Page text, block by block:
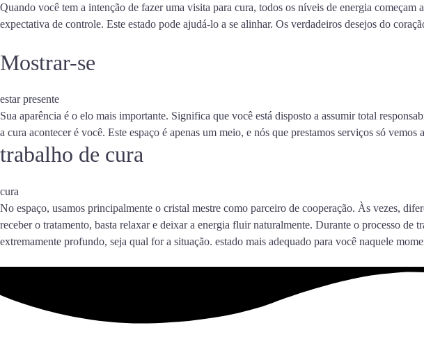
Quando você tem a intenção de fazer uma visita para cura, todos os níveis de energia
expectativa de controle. Este estado pode ajudá-lo a se alinhar. Os verdadeiros desejos do
Mostrar-se
estar presente
Sua aparência é o elo mais importante. Significa que você está disposto a assumir total
a cura acontecer é você. Este espaço é apenas um meio, e nós que prestamos serviços só vemos
trabalho de cura
cura
No espaço, usamos principalmente o cristal mestre como parceiro de cooperação. Às vezes,
receber o tratamento, basta relaxar e deixar a energia fluir naturalmente. Durante o processo
extremamente profundo, seja qual for a situação. estado mais adequado para você naquele